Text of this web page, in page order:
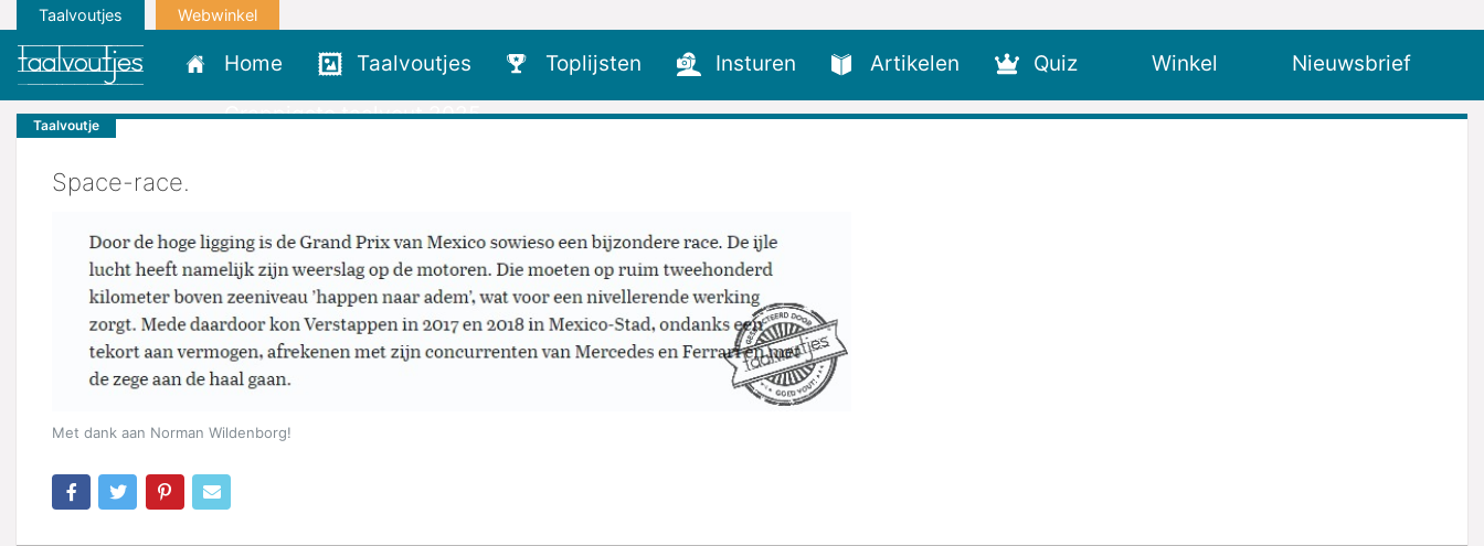
Taalvoutjes Webwinkel
Home Taalvoutjes Toplijsten Insturen Artikelen Quiz Winkel
Nieuwsbrief
Grappigste taalvout 2025
Taalvoutje
Space-race.
Met dank aan Norman Wildenborg!